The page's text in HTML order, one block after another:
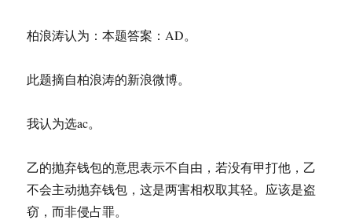
柏浪涛认为：本题答案：AD。
此题摘自柏浪涛的新浪微博。
我认为选ac。
乙的抛弃钱包的意思表示不自由，若没有甲打他，乙
不会主动抛弃钱包，这是两害相权取其轻。应该是盗
窃，而非侵占罪。